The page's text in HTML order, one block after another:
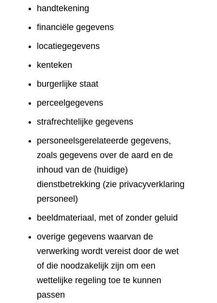
handtekening
financiële gegevens
locatiegegevens
kenteken
burgerlijke staat
perceelgegevens
strafrechtelijke gegevens
personeelsgerelateerde gegevens,
zoals gegevens over de aard en de
inhoud van de (huidige)
dienstbetrekking (zie privacyverklaring
personeel)
beeldmateriaal, met of zonder geluid
overige gegevens waarvan de
verwerking wordt vereist door de wet
of die noodzakelijk zijn om een
wettelijke regeling toe te kunnen
passen